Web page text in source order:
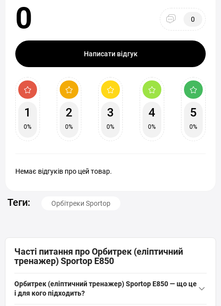
0 0
Написати відгук
1
0%
2
0%
3
0%
4
0%
5
0%
Немає відгуків про цей товар.
Теги: Орбітреки Sportop
Часті питання про Орбитрек (еліптичний
тренажер) Sportop E850
Орбитрек (еліптичний тренажер) Sportop E850 — що це
і для кого підходить?